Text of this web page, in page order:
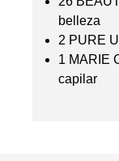
belleza
2 PURE
1 MARIE
capilar